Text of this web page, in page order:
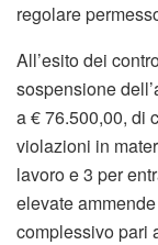
regolare
All’esito dei
sospensione
a € 76.500,00, di
violazioni in
lavoro e 3 per
elevate
complessivo pari